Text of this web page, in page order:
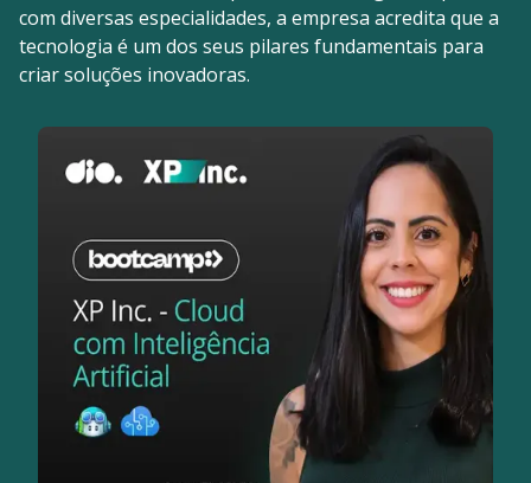
com diversas especialidades, a empresa acredita que a
tecnologia é um dos seus pilares fundamentais para
criar soluções inovadoras.